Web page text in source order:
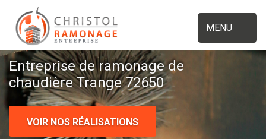
MENU
Entreprise de ramonage de
chaudière Trange 72650
VOIR NOS RÉALISATIONS